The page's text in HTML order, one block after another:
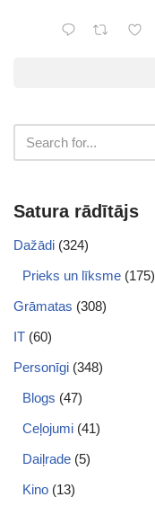
Satura rādītājs
Dažādi (324)
Prieks un līksme (175)
Grāmatas (308)
IT (60)
Personīgi (348)
Blogs (47)
Ceļojumi (41)
Daiļrade (5)
Kino (13)